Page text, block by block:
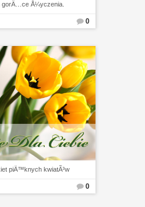
gorÄ…ce Å¼yczenia.
0
piÄ™knych kwiatÃ³w
0